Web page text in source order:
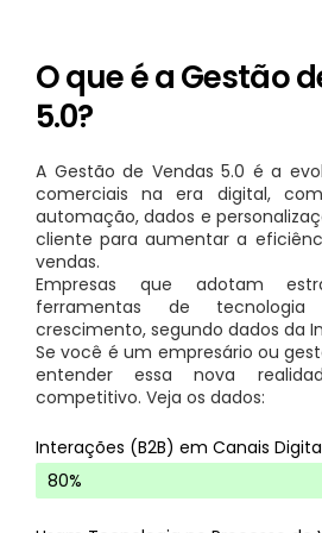
O que é a Gestão
5.0?
A Gestão de Vendas 5.0 é a
comerciais na era digital,
automação, dados e
cliente para aumentar a
vendas.
Empresas que adotam
ferramentas de
crescimento, segundo dados da
Se você é um empresário ou
entender essa nova
competitivo. Veja os dados:
Interações (B2B) em Canais
SIM
80%